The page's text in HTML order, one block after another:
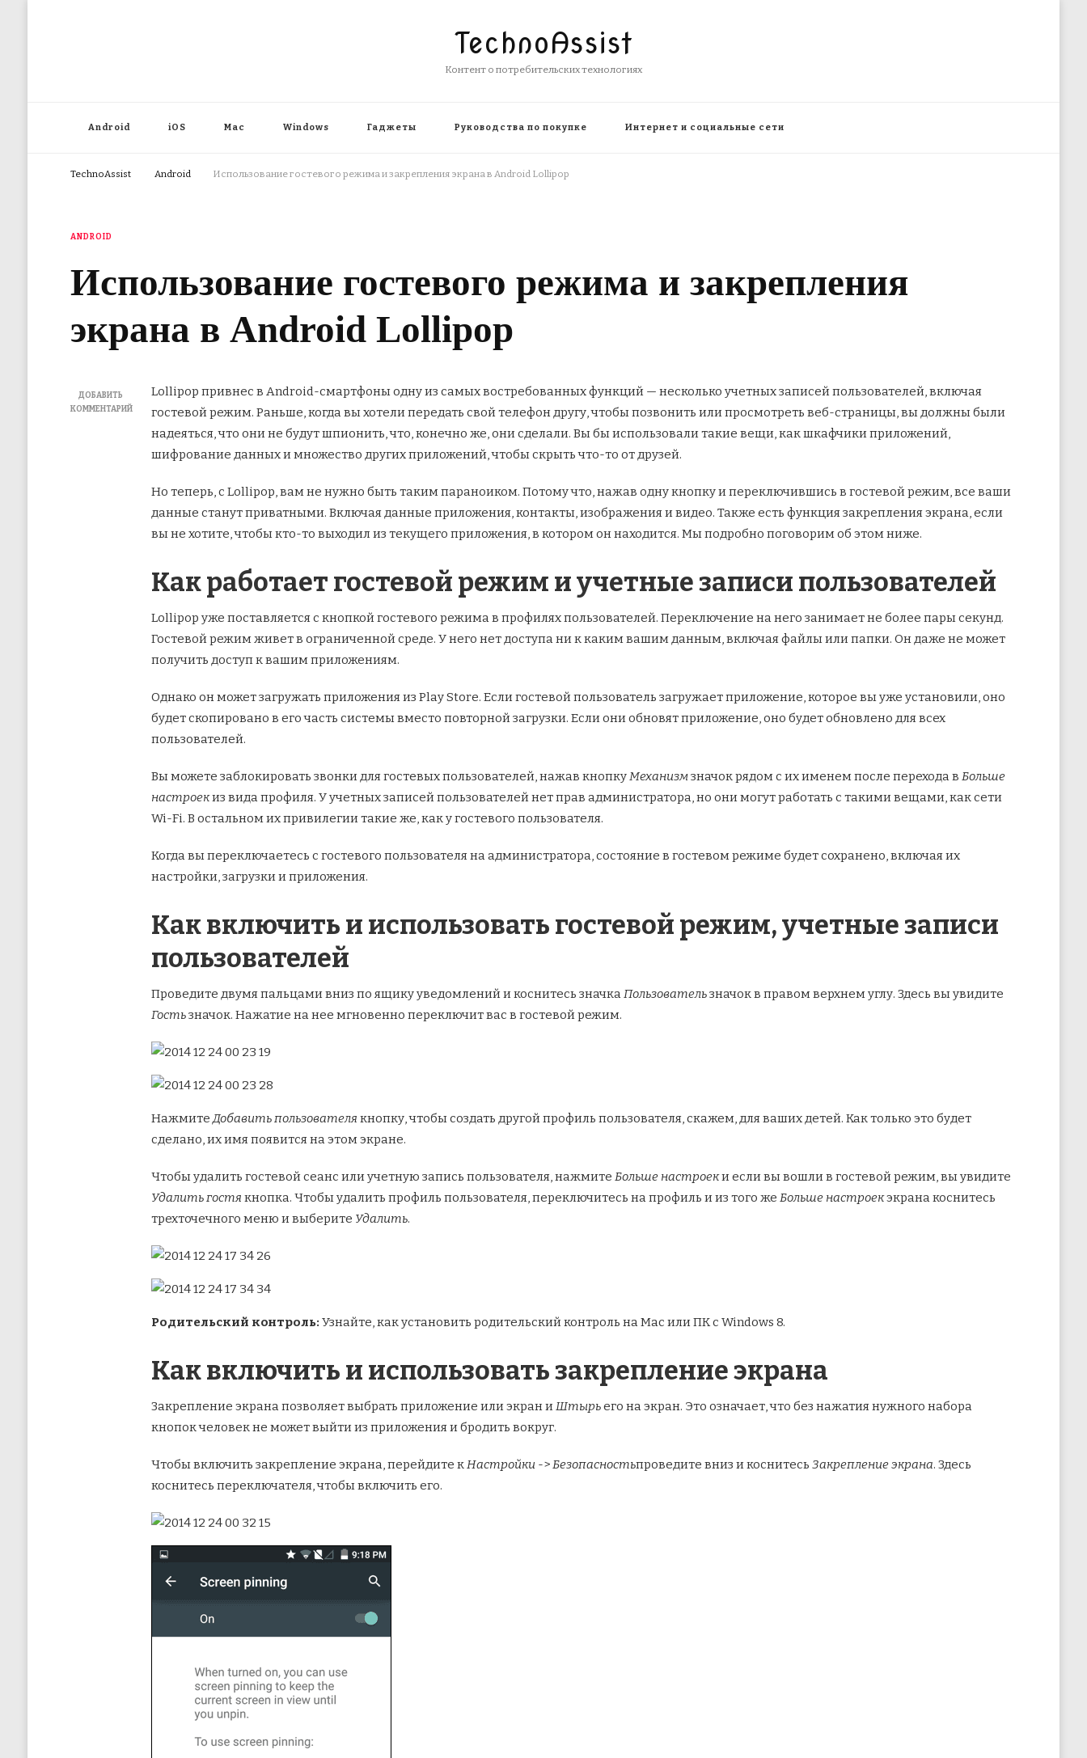
TechnoAssist
Контент о потребительских технологиях
Android iOS Mac Windows Гаджеты Руководства по покупке Интернет и социальные сети
TechnoAssist Android Использование гостевого режима и закрепления экрана в Android Lollipop
ANDROID
Использование гостевого режима и закрепления
экрана в Android Lollipop
ДОБАВИТЬ
КОММЕНТАРИЙ
Lollipop привнес в Android-смартфоны одну из самых востребованных функций — несколько учетных записей пользователей, включая
гостевой режим. Раньше, когда вы хотели передать свой телефон другу, чтобы позвонить илипросмотреть веб-страницы, вы должны были
надеяться, что они не будут шпионить, что, конечно же, они сделали. Вы бы использовали такие вещи, как шкафчики приложений,
шифрование данных и множество других приложений, чтобы скрыть что-то от друзей.
Но теперь, с Lollipop, вам не нужно быть таким параноиком. Потому что, нажав одну кнопку и переключившись в гостевой режим, все ваши
данные станут приватными. Включая данные приложения, контакты, изображения и видео. Также есть функция закрепления экрана, если
вы не хотите, чтобы кто-то выходил из текущего приложения, в котором он находится. Мы подробно поговорим об этом ниже.
Как работает гостевой режим и учетные записи пользователей
Lollipop уже поставляется с кнопкой гостевого режима в профилях пользователей. Переключение на него занимает не более пары секунд.
Гостевой режим живет в ограниченной среде. У него нет доступа ни к каким вашим данным, включая файлы или папки. Он даже не может
получить доступ к вашим приложениям.
Однако он может загружать приложения из Play Store. Если гостевой пользователь загружает приложение, которое вы уже установили, оно
будет скопировано в его часть системы вместо повторной загрузки. Если они обновят приложение, оно будет обновлено для всех
пользователей.
Вы можете заблокировать звонки для гостевых пользователей, нажав кнопкуМеханизмзначок рядом с их именем после перехода в Больше
настроекиз вида профиля. У учетных записей пользователей нет прав администратора, но они могут работать с такими вещами, как сети
Wi-Fi. В остальном их привилегии такие же, как у гостевого пользователя.
Когда вы переключаетесь с гостевого пользователя на администратора, состояние в гостевом режиме будет сохранено, включая их
настройки, загрузки и приложения.
Как включить и использовать гостевой режим, учетные записи
пользователей
Проведите двумя пальцами вниз по ящику уведомлений и коснитесь значкаПользовательзначок в правом верхнем углу. Здесь вы увидите
Гостьзначок. Нажатие на нее мгновенно переключит вас в гостевой режим.
НажмитеДобавить пользователя кнопку, чтобы создать другой профиль пользователя, скажем, для ваших детей. Как только это будет
сделано, их имя появится на этом экране.
Чтобы удалить гостевой сеанс или учетную запись пользователя, нажмите Больше настроеки если вы вошли в гостевой режим, вы увидите
Удалить гостя кнопка. Чтобы удалить профиль пользователя, переключитесь на профиль и из того же Больше настроекэкрана коснитесь
трехточечного меню и выберите Удалить.
Родительский контроль: Узнайте, как установить родительский контроль на Mac или ПК с Windows 8.
Как включить и использовать закрепление экрана
Закрепление экрана позволяет выбрать приложение или экран иШтырьего на экран. Это означает, что без нажатия нужного набора
кнопок человек не может выйти из приложения и бродить вокруг.
Чтобы включить закрепление экрана, перейдите кНастройки ->Безопасностьпроведите вниз и коснитесь Закрепление экрана. Здесь
коснитесь переключателя, чтобы включить его.